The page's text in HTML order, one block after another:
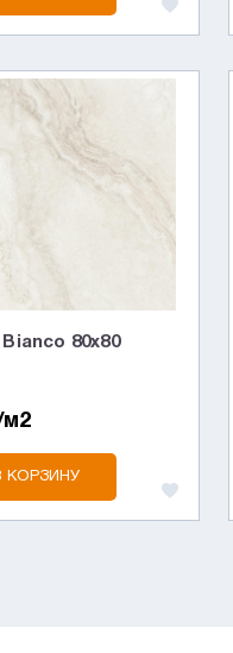
80x80
м2
КОРЗИНУ